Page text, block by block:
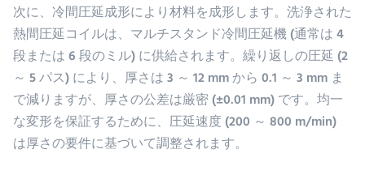
次に、冷間圧延成形により材料を成形します。洗浄された
熱間圧延コイルは、マルチスタンド冷間圧延機 (通常は 4
段または 6 段のミル) に供給されます。繰り返しの圧延 (2
～ 5 パス) により、厚さは 3 ～ 12 mm から 0.1 ～ 3 mm ま
で減りますが、厚さの公差は厳密 (±0.01 mm) です。均一
な変形を保証するために、圧延速度 (200 ～ 800 m/min)
は厚さの要件に基づいて調整されます。